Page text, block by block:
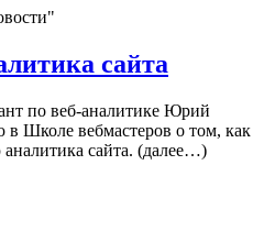
сайта
по веб-аналитике Юрий
в Школе вебмастеров о том, как
аналитика сайта. (далее…)